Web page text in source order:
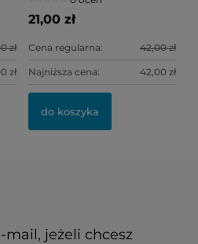
zł
zł
21,00 zł
Cena regularna: 42,00 zł
Najniższa cena: 42,00 zł
do koszyka
mail, jeżeli chcesz